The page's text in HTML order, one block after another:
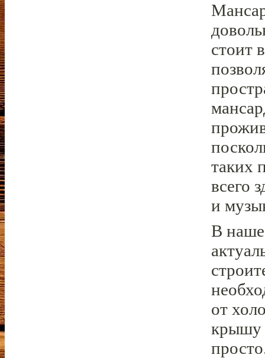
стоит
таких
всего
и
В наше
от
крышу